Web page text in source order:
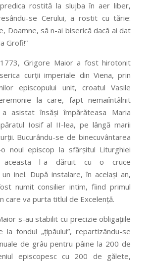
rostită la slujba în aer liber,
se Cerului, a rostit cu tărie:
Doamne, să n-ai biserică dacă ai dat
Grofi!”
Grigore Maior a fost hirotonit
curţii imperiale din Viena, prin
episcopului unit, croatul Vasile
la care, fapt nemaiîntâlnit
asistat însăşi împărăteasa Maria
Iosif al II-lea, pe lângă marii
Bucurându-se de binecuvântarea
noul episcop la sfârşitul Liturghiei
aceasta l-a dăruit cu o cruce
inel. După instalare, în acelaşi an,
numit consilier intim, fiind primul
care va purta titlul de Excelenţă.
s-au stabilit cu precizie obligaţiile
la fondul „ţipăului”, repartizându-se
de grâu pentru pâine la 200 de
episcopesc cu 200 de gălete,